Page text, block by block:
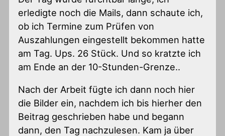
erledigte noch die Mails, dann schaute ich,
ob ich Termine zum Prüfen von
Auszahlungen eingestellt bekommen hatte
am Tag. Ups. 26 Stück. Und so kratzte ich
am Ende an der 10-Stunden-Grenze..
Nach der Arbeit fügte ich dann noch hier
die Bilder ein, nachdem ich bis hierher den
Beitrag geschrieben habe und begann
dann, den Tag nachzulesen. Kam ja über